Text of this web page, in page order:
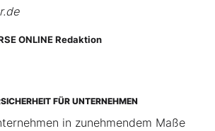
ONLINE Redaktion
FÜR UNTERNEHMEN
in zunehmendem Maße